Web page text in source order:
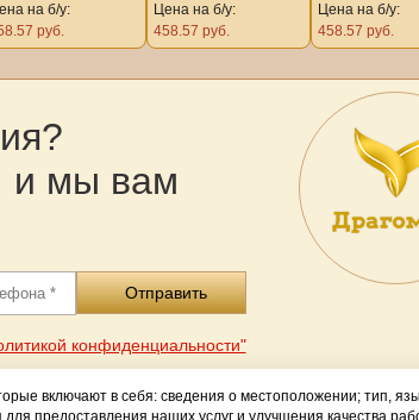
на б/у:
руб.
Цена на б/у:
458.57 руб.
Цена на б/у:
458.57 руб.
и мы вам
конфиденциальности"
включают в себя: сведения о местоположении; тип,
предоставления наших услуг и улучшения качества